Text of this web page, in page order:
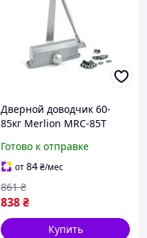
Дверной доводчик 60-
85кг Merlion MRC-85T
Готово к отправке
от84₴/мес
838₴
861 ₴
Купить